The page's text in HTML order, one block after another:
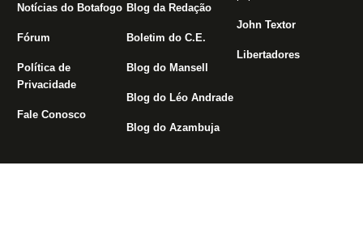
Notícias do Botafogo
Fórum
Política de
Privacidade
Fale Conosco
Blog da Redação
Boletim do C.E.
Blog do Mansell
Blog do Léo Andrade
Blog do Azambuja
John Textor
Libertadores